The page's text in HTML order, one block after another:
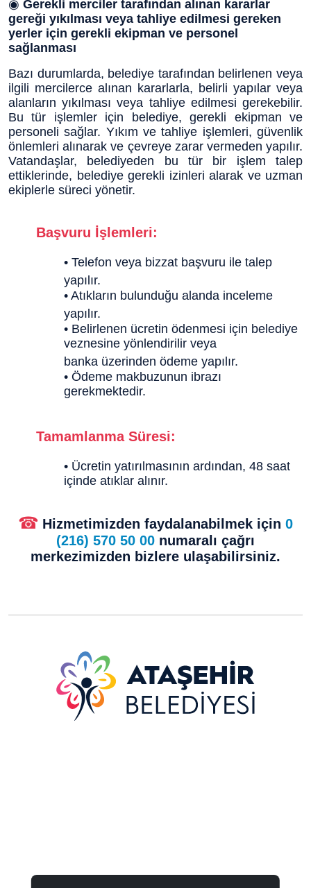
◉ Gerekli merciler tarafından alınan kararlar
gereği yıkılması veya tahliye edilmesi gereken
yerler için gerekli ekipman ve personel
sağlanması
Bazı durumlarda, belediye tarafından belirlenen veya
ilgili mercilerce alınan kararlarla, belirli yapılar veya
alanların yıkılması veya tahliye edilmesi gerekebilir.
Bu tür işlemler için belediye, gerekli ekipman ve
personeli sağlar. Yıkım ve tahliye işlemleri, güvenlik
önlemleri alınarak ve çevreye zarar vermeden yapılır.
Vatandaşlar, belediyeden bu tür bir işlem talep
ettiklerinde, belediye gerekli izinleri alarak ve uzman
ekiplerle süreci yönetir.
Başvuru İşlemleri:
• Telefon veya bizzat başvuru ile talep
yapılır.
• Atıkların bulunduğu alanda inceleme
yapılır.
• Belirlenen ücretin ödenmesi için belediye
veznesine yönlendirilir veya
banka üzerinden ödeme yapılır.
• Ödeme makbuzunun ibrazı
gerekmektedir.
Tamamlanma Süresi:
• Ücretin yatırılmasının ardından, 48 saat
içinde atıklar alınır.
☎ Hizmetimizden faydalanabilmek için 0
(216) 570 50 00 numaralı çağrı
merkezimizden bizlere ulaşabilirsiniz.